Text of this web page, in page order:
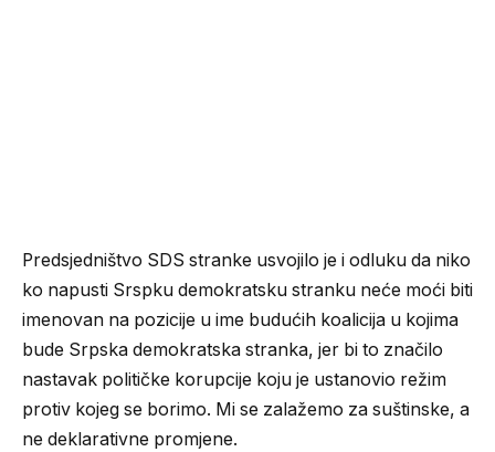
Predsjedništvo SDS stranke usvojilo je i odluku da niko
ko napusti Srspku demokratsku stranku neće moći biti
imenovan na pozicije u ime budućih koalicija u kojima
bude Srpska demokratska stranka, jer bi to značilo
nastavak političke korupcije koju je ustanovio režim
protiv kojeg se borimo. Mi se zalažemo za suštinske, a
ne deklarativne promjene.